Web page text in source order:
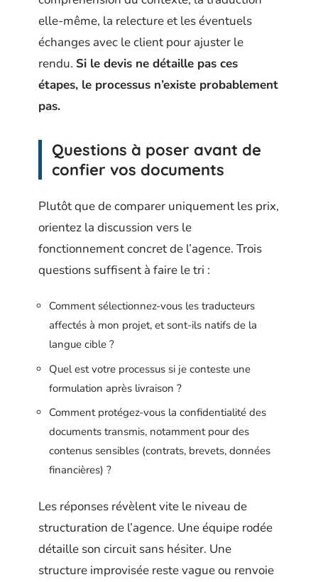
elle-même, la relecture et les éventuels
échanges avec le client pour ajuster le
rendu. Si le devis ne détaille pas ces
étapes, le processus n’existe probablement
pas.
Questions à poser avant de
confier vos documents
Plutôt que de comparer uniquement les prix,
orientez la discussion vers le
fonctionnement concret de l’agence. Trois
questions suffisent à faire le tri :
Comment sélectionnez-vous les traducteurs
affectés à mon projet, et sont-ils natifs de la
langue cible ?
Quel est votre processus si je conteste une
formulation après livraison ?
Comment protégez-vous la confidentialité des
documents transmis, notamment pour des
contenus sensibles (contrats, brevets, données
financières) ?
Les réponses révèlent vite le niveau de
structuration de l’agence. Une équipe rodée
détaille son circuit sans hésiter. Une
structure improvisée reste vague ou renvoie